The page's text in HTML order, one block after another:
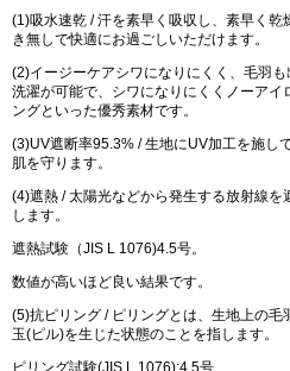
(1)吸水速乾 / 汗を素早く吸収し、素早く
き無しで快適にお過ごしいただけます。
(2)イージーケアシワになりにくく、毛羽
洗濯が可能で、シワになりにくくノーアイ
ングといった優秀素材です。
(3)UV遮断率95.3% / 生地にUV加工を施し
肌を守ります。
(4)遮熱 / 太陽光などから発生する放射線
します。
遮熱試験（JIS L 1076)4.5号。
数値が高いほど良い結果です。
(5)抗ピリング / ピリングとは、生地上の
玉(ピル)を生じた状態のことを指します。
ピリング試験(JIS L 1076):4.5号